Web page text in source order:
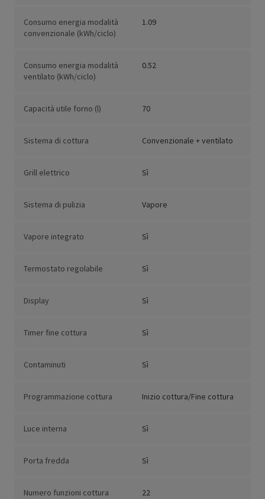
Consumo energia modalità
convenzionale (kWh/ciclo)
1.09
Consumo energia modalità
ventilato (kWh/ciclo)
0.52
Capacità utile forno (l) 70
Sistema di cottura Convenzionale + ventilato
Grill elettrico Sì
Sistema di pulizia Vapore
Vapore integrato Sì
Termostato regolabile Sì
Display Sì
Timer fine cottura Sì
Contaminuti Sì
Programmazione cottura Inizio cottura/Fine cottura
Luce interna Sì
Porta fredda Sì
Numero funzioni cottura 22